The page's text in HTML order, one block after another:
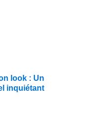
look : Un
inquiétant